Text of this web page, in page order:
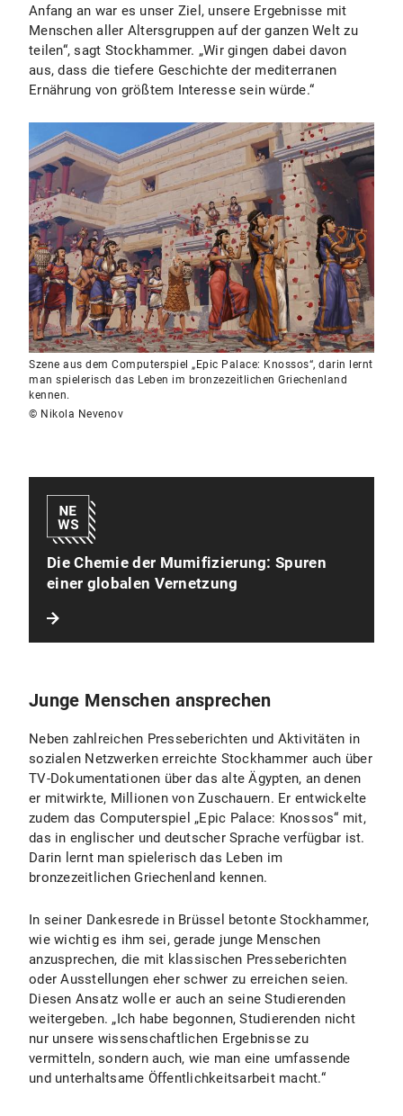
Anfang an war es unser Ziel, unsere Ergebnisse mit
Menschen aller Altersgruppen auf der ganzen Welt zu
teilen“, sagt Stockhammer. „Wir gingen dabei davon
aus, dass die tiefere Geschichte der mediterranen
Ernährung von größtem Interesse sein würde.“
Szene aus dem Computerspiel „Epic Palace: Knossos“, darin lernt
man spielerisch das Leben im bronzezeitlichen Griechenland
kennen.
© Nikola Nevenov
Die Chemie der Mumifizierung: Spuren
einer globalen Vernetzung
Junge Menschen ansprechen
Neben zahlreichen Presseberichten und Aktivitäten in
sozialen Netzwerken erreichte Stockhammer auch über
TV-Dokumentationen über das alte Ägypten, an denen
er mitwirkte, Millionen von Zuschauern. Er entwickelte
zudem das Computerspiel „Epic Palace: Knossos“ mit,
das in englischer und deutscher Sprache verfügbar ist.
Darin lernt man spielerisch das Leben im
bronzezeitlichen Griechenland kennen.
In seiner Dankesrede in Brüssel betonte Stockhammer,
wie wichtig es ihm sei, gerade junge Menschen
anzusprechen, die mit klassischen Presseberichten
oder Ausstellungen eher schwer zu erreichen seien.
Diesen Ansatz wolle er auch an seine Studierenden
weitergeben. „Ich habe begonnen, Studierenden nicht
nur unsere wissenschaftlichen Ergebnisse zu
vermitteln, sondern auch, wie man eine umfassende
und unterhaltsame Öffentlichkeitsarbeit macht.“